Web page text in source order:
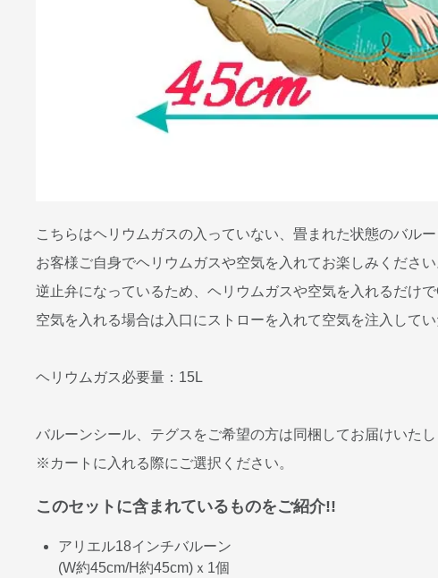
こちらはヘリウムガスの入っていない、畳まれた状態のバルー
お客様ご自身でヘリウムガスや空気を入れてお楽しみください
逆止弁になっているため、ヘリウムガスや空気を入れるだけで
空気を入れる場合は入口にストローを入れて空気を注入してい
ヘリウムガス必要量：15L
バルーンシール、テグスをご希望の方は同梱してお届けいたし
※カートに入れる際にご選択ください。
このセットに含まれているものをご紹介!!
アリエル18インチバルーン
(W約45cm/H約45cm)ｘ1個